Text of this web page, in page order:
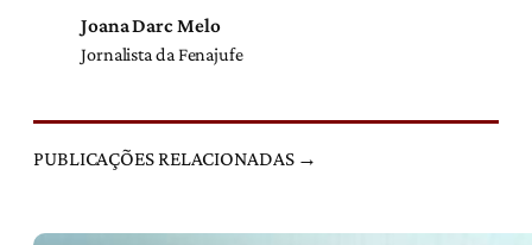
Joana Darc Melo
Jornalista da Fenajufe
PUBLICAÇÕES RELACIONADAS →